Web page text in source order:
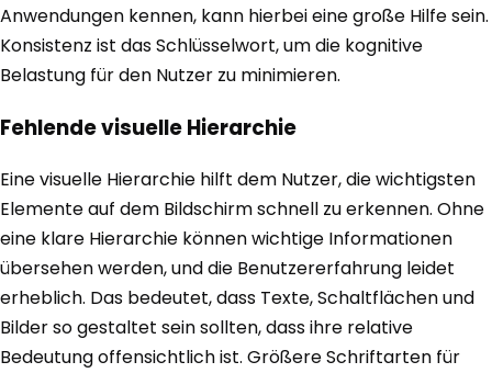
Anwendungen kennen, kann hierbei eine große Hilfe sein.
Konsistenz ist das Schlüsselwort, um die kognitive
Belastung für den Nutzer zu minimieren.
Fehlende visuelle Hierarchie
Eine visuelle Hierarchie hilft dem Nutzer, die wichtigsten
Elemente auf dem Bildschirm schnell zu erkennen. Ohne
eine klare Hierarchie können wichtige Informationen
übersehen werden, und die Benutzererfahrung leidet
erheblich. Das bedeutet, dass Texte, Schaltflächen und
Bilder so gestaltet sein sollten, dass ihre relative
Bedeutung offensichtlich ist. Größere Schriftarten für